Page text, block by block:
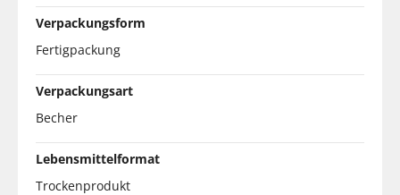
Verpackungsform
Fertigpackung
Verpackungsart
Becher
Lebensmittelformat
Trockenprodukt